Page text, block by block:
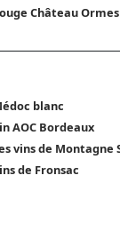
Château Ormes
blanc
AOC Bordeaux
vins de Montagne
de Fronsac